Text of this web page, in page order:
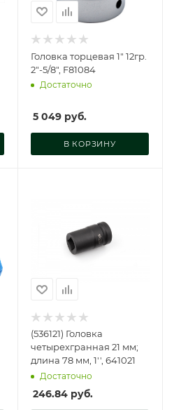
Головка торцевая 1" 12гр.
2"-5/8", F81084
Достаточно
5 049руб.
В КОРЗИНУ
(536121) Головка
четырехгранная 21 мм;
длина 78 мм, 1'', 641021
Достаточно
246.84руб.